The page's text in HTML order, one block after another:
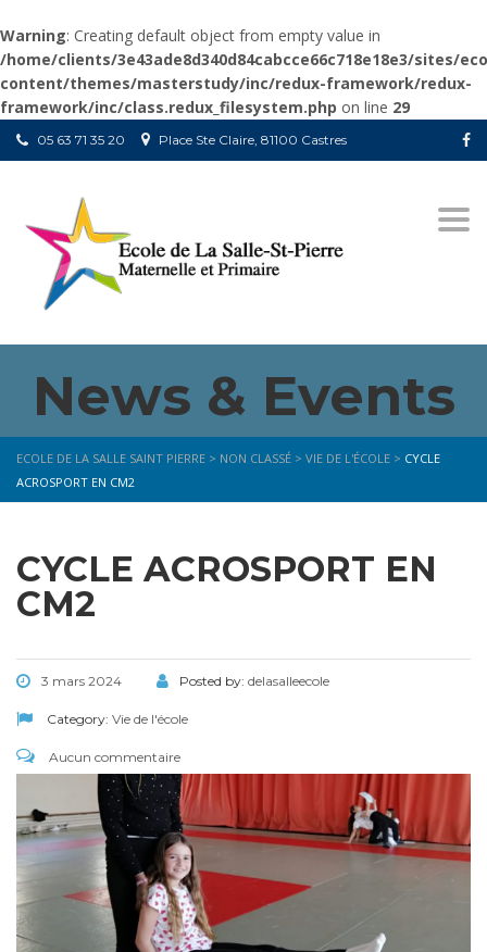
Warning: Creating default object from empty value in
/home/clients/3e43ade8d340d84cabcce66c718e18e3/sites/
content/themes/masterstudy/inc/redux-framework/redux-
framework/inc/class.redux_filesystem.php on line 29
Place Ste Claire, 81100 Castres
05 63 71 35 20
News & Events
ECOLE DE LA SALLE SAINT PIERRE > NON CLASSÉ > VIE DE L'ÉCOLE > CYCLE
ACROSPORT EN CM2
CYCLE ACROSPORT EN
CM2
3 mars 2024 Posted by: delasalleecole
Category: Vie de l'école
Aucun commentaire